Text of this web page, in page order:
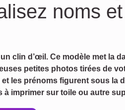
noms et
clin d’œil. Ce modèle met la
petites photos tirées de
les prénoms figurent sous la
imprimer sur toile ou autre